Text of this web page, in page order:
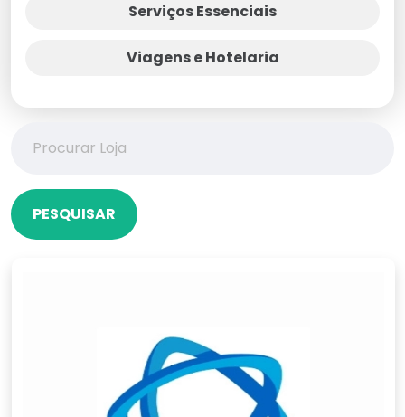
Serviços Essenciais
Viagens e Hotelaria
PESQUISAR